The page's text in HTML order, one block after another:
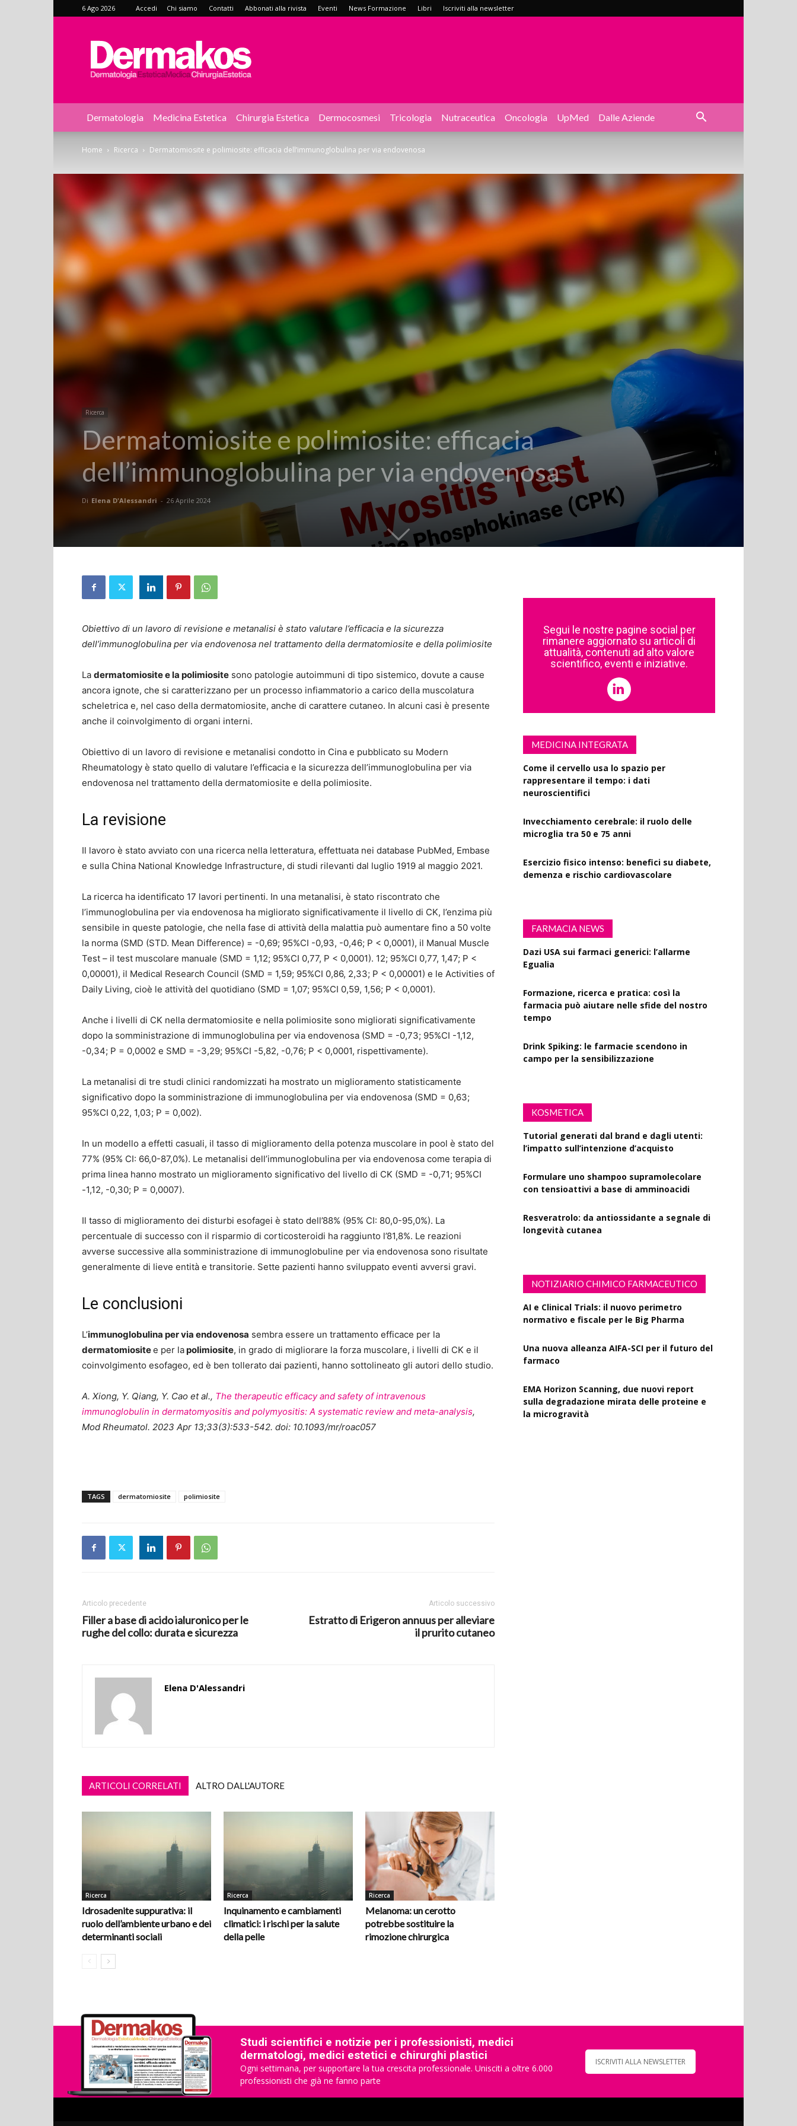
6 Ago 2026 Accedi Chi siamo Contatti Abbonati alla rivista Eventi News Formazione Libri Iscriviti alla newsletter
Dermakos
Dermatologia Medicina Estetica Chirurgia Estetica Dermocosmesi Tricologia Nutraceutica Oncologia UpMed Dalle Aziende
Home Ricerca Dermatomiosite e polimiosite: efficacia dell’immunoglobulina per via endovenosa
Ricerca
Dermatomiosite e polimiosite: efficacia
dell’immunoglobulina per via endovenosa
Di Elena D'Alessandri - 26 Aprile 2024
Obiettivo di un lavoro di revisione e metanalisi è stato valutare l’efficacia e la sicurezza
dell’immunoglobulina per via endovenosa nel trattamento della dermatomiosite e della polimiosite
La dermatomiosite e la polimiosite sono patologie autoimmuni di tipo sistemico, dovute a cause
ancora ignote, che si caratterizzano per un processo infiammatorio a carico della muscolatura
scheletrica e, nel caso della dermatomiosite, anche di carattere cutaneo. In alcuni casi è presente
anche il coinvolgimento di organi interni.
Obiettivo di un lavoro di revisione e metanalisi condotto in Cina e pubblicato su Modern
Rheumatology è stato quello di valutare l’efficacia e la sicurezza dell’immunoglobulina per via
endovenosa nel trattamento della dermatomiosite e della polimiosite.
La revisione
Il lavoro è stato avviato con una ricerca nella letteratura, effettuata nei database PubMed, Embase
e sulla China National Knowledge Infrastructure, di studi rilevanti dal luglio 1919 al maggio 2021.
La ricerca ha identificato 17 lavori pertinenti. In una metanalisi, è stato riscontrato che
l’immunoglobulina per via endovenosa ha migliorato significativamente il livello di CK, l’enzima più
sensibile in queste patologie, che nella fase di attività della malattia può aumentare fino a 50 volte
la norma (SMD (STD. Mean Difference) = -0,69; 95%CI -0,93, -0,46; P < 0,0001), il Manual Muscle
Test – il test muscolare manuale (SMD = 1,12; 95%CI 0,77, P < 0,0001). 12; 95%CI 0,77, 1,47; P <
0,00001), il Medical Research Council (SMD = 1,59; 95%CI 0,86, 2,33; P < 0,00001) e le Activities of
Daily Living, cioè le attività del quotidiano (SMD = 1,07; 95%CI 0,59, 1,56; P < 0,0001).
Anche i livelli di CK nella dermatomiosite e nella polimiosite sono migliorati significativamente
dopo la somministrazione di immunoglobulina per via endovenosa (SMD = -0,73; 95%CI -1,12,
-0,34; P = 0,0002 e SMD = -3,29; 95%CI -5,82, -0,76; P < 0,0001, rispettivamente).
La metanalisi di tre studi clinici randomizzati ha mostrato un miglioramento statisticamente
significativo dopo la somministrazione di immunoglobulina per via endovenosa (SMD = 0,63;
95%CI 0,22, 1,03; P = 0,002).
In un modello a effetti casuali, il tasso di miglioramento della potenza muscolare in pool è stato del
77% (95% CI: 66,0-87,0%). Le metanalisi dell’immunoglobulina per via endovenosa come terapia di
prima linea hanno mostrato un miglioramento significativo del livello di CK (SMD = -0,71; 95%CI
-1,12, -0,30; P = 0,0007).
Il tasso di miglioramento dei disturbi esofagei è stato dell’88% (95% CI: 80,0-95,0%). La
percentuale di successo con il risparmio di corticosteroidi ha raggiunto l’81,8%. Le reazioni
avverse successive alla somministrazione di immunoglobuline per via endovenosa sono risultate
generalmente di lieve entità e transitorie. Sette pazienti hanno sviluppato eventi avversi gravi.
Le conclusioni
L’immunoglobulina per via endovenosa sembra essere un trattamento efficace per la
dermatomiositee per lapolimiosite, in grado di migliorare la forza muscolare, i livelli di CK e il
coinvolgimento esofageo, ed è ben tollerato dai pazienti, hanno sottolineato gli autori dello studio.
A. Xiong, Y. Qiang, Y. Cao et al., The therapeutic efficacy and safety of intravenous
immunoglobulin in dermatomyositis and polymyositis: A systematic review and meta-analysis,
Mod Rheumatol. 2023 Apr 13;33(3):533-542. doi: 10.1093/mr/roac057
TAGS dermatomiosite polimiosite
Articolo precedente
Filler a base di acido ialuronico per le
rughe del collo: durata e sicurezza
Articolo successivo
Estratto di Erigeron annuus per alleviare
il prurito cutaneo
Elena D'Alessandri
ARTICOLI CORRELATI ALTRO DALL'AUTORE
Ricerca
Idrosadenite suppurativa: il
ruolo dell’ambiente urbano e dei
determinanti sociali
Ricerca
Inquinamento e cambiamenti
climatici: i rischi per la salute
della pelle
Ricerca
Melanoma: un cerotto
potrebbe sostituire la
rimozione chirurgica
Segui le nostre pagine social per
rimanere aggiornato su articoli di
attualità, contenuti ad alto valore
scientifico, eventi e iniziative.
MEDICINA INTEGRATA
Come il cervello usa lo spazio per
rappresentare il tempo: i dati
neuroscientifici
Invecchiamento cerebrale: il ruolo delle
microglia tra 50 e 75 anni
Esercizio fisico intenso: benefici su diabete,
demenza e rischio cardiovascolare
FARMACIA NEWS
Dazi USA sui farmaci generici: l’allarme
Egualia
Formazione, ricerca e pratica: così la
farmacia può aiutare nelle sfide del nostro
tempo
Drink Spiking: le farmacie scendono in
campo per la sensibilizzazione
KOSMETICA
Tutorial generati dal brand e dagli utenti:
l’impatto sull’intenzione d’acquisto
Formulare uno shampoo supramolecolare
con tensioattivi a base di amminoacidi
Resveratrolo: da antiossidante a segnale di
longevità cutanea
NOTIZIARIO CHIMICO FARMACEUTICO
AI e Clinical Trials: il nuovo perimetro
normativo e fiscale per le Big Pharma
Una nuova alleanza AIFA-SCI per il futuro del
farmaco
EMA Horizon Scanning, due nuovi report
sulla degradazione mirata delle proteine e
la microgravità
Studi scientifici e notizie per i professionisti, medici
dermatologi, medici estetici e chirurghi plastici
Ogni settimana, per supportare la tua crescita professionale. Unisciti a oltre 6.000
professionisti che già ne fanno parte
ISCRIVITI ALLA NEWSLETTER